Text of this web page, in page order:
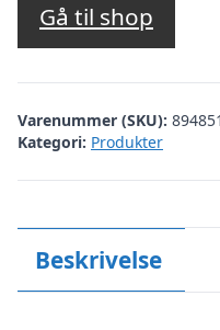
Gå til shop
Varenummer (SKU):
Kategori: Produkter
Beskrivelse